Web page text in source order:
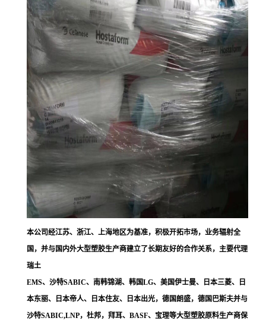
本公司经江苏、浙江、上海地区为基准，积极开拓市场，业务辐射全
国，并与国内外大型塑胶生产商建立了长期友好的合作关系，主要代理
瑞土
EMS、沙特SABIC、南韩锦湖、韩国LG、美国伊士曼、日本三菱、日
本东丽、日本帝人、日本住友、日本出光，德国朗盛，德国巴斯夫并与
沙特SABIC,LNP，杜邦，拜耳、BASF、宝理等大型塑胶原料生产商保